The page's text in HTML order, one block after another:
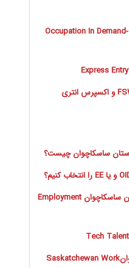
16 1-برنامه نیروی متخصص ماهر Occupation In Demand-
18 تفاوت اکسپرس انتری فدرال FSW و اکسپرس انتری
22 3-برنامه پیشنهاد شغلی در استان ساسکاچوان Employment
24 تجربه کاری در استان ساسکاچوانSaskatchewan Work